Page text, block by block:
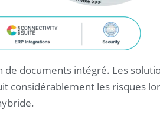
de documents intégré. Les
considérablement les risques